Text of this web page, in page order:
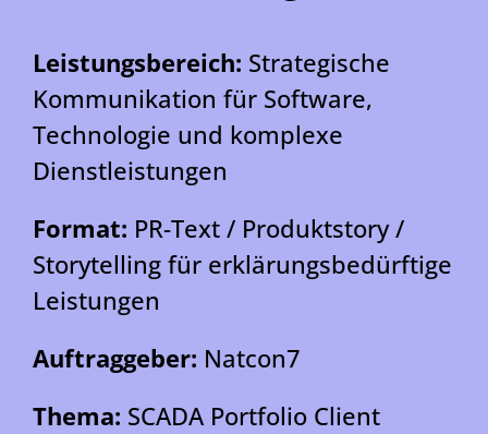
Leistungsbereich: Strategische
Kommunikation für Software,
Technologie und komplexe
Dienstleistungen
Format: PR-Text / Produktstory /
Storytelling für erklärungsbedürftige
Leistungen
Auftraggeber: Natcon7
Thema: SCADA Portfolio Client